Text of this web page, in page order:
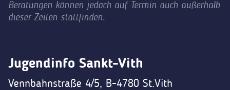
Beratungen können jedoch auf Termin auch außerhalb
dieser Zeiten stattfinden.
Jugendinfo Sankt-Vith
Vennbahnstraße 4/5, B-4780 St.Vith